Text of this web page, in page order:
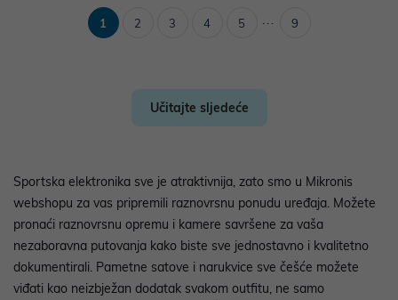
1 2 3 4 5 ... 9
Učitajte sljedeće
Sportska elektronika sve je atraktivnija, zato smo u Mikronis
webshopu za vas pripremili raznovrsnu ponudu uređaja. Možete
pronaći raznovrsnu opremu i kamere savršene za vaša
nezaboravna putovanja kako biste sve jednostavno i kvalitetno
dokumentirali. Pametne satove i narukvice sve češće možete
viđati kao neizbježan dodatak svakom outfitu, ne samo